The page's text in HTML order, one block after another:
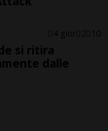
4 gior 2 10
si ritira
dalle